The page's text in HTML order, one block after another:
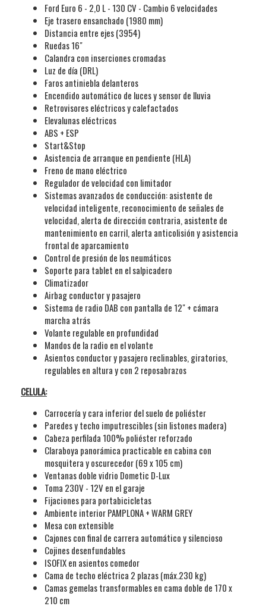
Ford Euro 6 - 2,0 L - 130 CV - Cambio 6 velocidades
Eje trasero ensanchado (1980 mm)
Distancia entre ejes (3954)
Ruedas 16"
Calandra con inserciones cromadas
Luz de día (DRL)
Faros antiniebla delanteros
Encendido automático de luces y sensor de lluvia
Retrovisores eléctricos y calefactados
Elevalunas eléctricos
ABS + ESP
Start&Stop
Asistencia de arranque en pendiente (HLA)
Freno de mano eléctrico
Regulador de velocidad con limitador
Sistemas avanzados de conducción: asistente de
velocidad inteligente, reconocimiento de señales de
velocidad, alerta de dirección contraria, asistente de
mantenimiento en carril, alerta anticolisión y asistencia
frontal de aparcamiento
Control de presión de los neumáticos
Soporte para tablet en el salpicadero
Climatizador
Airbag conductor y pasajero
Sistema de radio DAB con pantalla de 12" + cámara
marcha atrás
Volante regulable en profundidad
Mandos de la radio en el volante
Asientos conductor y pasajero reclinables, giratorios,
regulables en altura y con 2 reposabrazos
CELULA:
Carrocería y cara inferior del suelo de poliéster
Paredes y techo imputrescibles (sin listones madera)
Cabeza perfilada 100% poliéster reforzado
Claraboya panorámica practicable en cabina con
mosquitera y oscurecedor (69 x 105 cm)
Ventanas doble vidrio Dometic D-Lux
Toma 230V - 12V en el garaje
Fijaciones para portabicicletas
Ambiente interior PAMPLONA + WARM GREY
Mesa con extensible
Cajones con final de carrera automático y silencioso
Cojines desenfundables
ISOFIX en asientos comedor
Cama de techo eléctrica 2 plazas (máx.230 kg)
Camas gemelas transformables en cama doble de 170 x
210 cm
Para proporcionar el mejor servicio posible a
nuestros clientes, Caravanas Cruz trabaja con cita